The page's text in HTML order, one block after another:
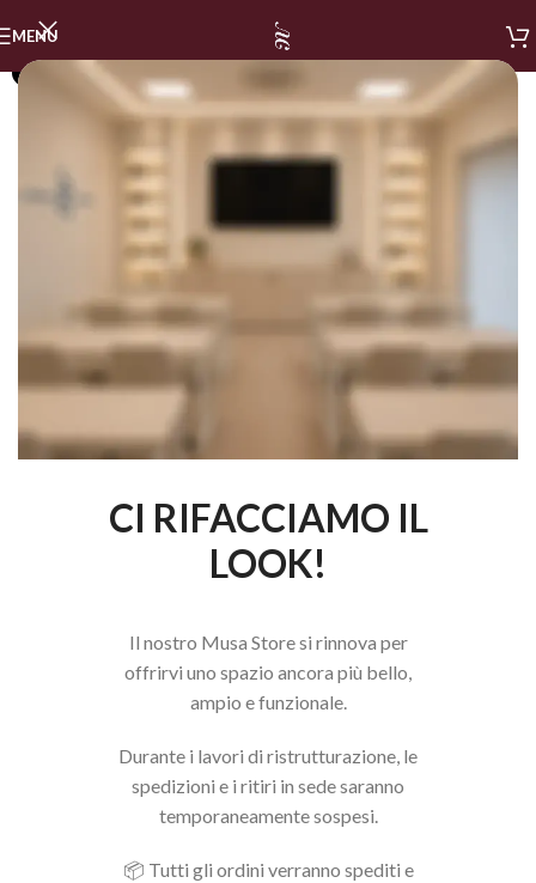
CI RIFACCIAMO IL
LOOK!
Il nostro Musa Store si rinnova per
offrirvi uno spazio ancora più bello,
ampio e funzionale.
Durante i lavori di ristrutturazione, le
spedizioni e i ritiri in sede saranno
temporaneamente sospesi.
📦 Tutti gli ordini verranno spediti e
MENU